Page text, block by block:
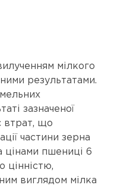
мілкого
результатами.
зазначеної
втрат, що
частини зерна
цінами пшениці 6
цінністю,
виглядом мілка